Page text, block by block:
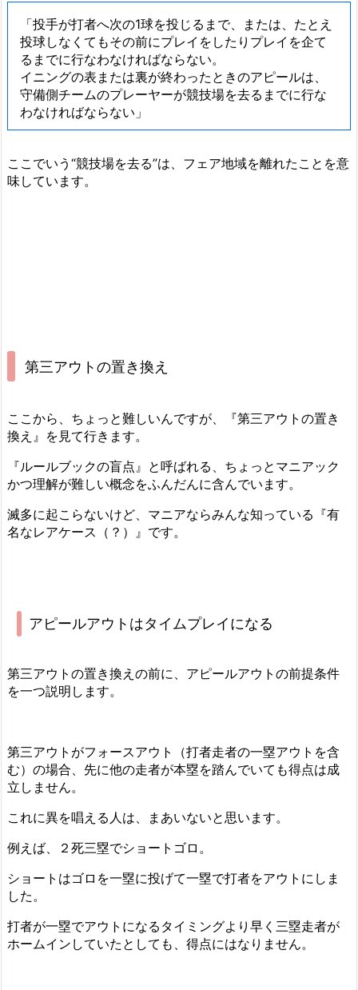
「投手が打者へ次の1球を投じるまで、または、たとえ
投球しなくてもその前にプレイをしたりプレイを企て
るまでに行なわなければならない。
イニングの表または裏が終わったときのアピールは、
守備側チームのプレーヤーが競技場を去るまでに行な
わなければならない」
ここでいう“競技場を去る”は、フェア地域を離れたことを意
味しています。
第三アウトの置き換え
ここから、ちょっと難しいんですが、『第三アウトの置き
換え』を見て行きます。
『ルールブックの盲点』と呼ばれる、ちょっとマニアック
かつ理解が難しい概念をふんだんに含んでいます。
滅多に起こらないけど、マニアならみんな知っている『有
名なレアケース（？）』です。
アピールアウトはタイムプレイになる
第三アウトの置き換えの前に、アピールアウトの前提条件
を一つ説明します。
第三アウトがフォースアウト（打者走者の一塁アウトを含
む）の場合、先に他の走者が本塁を踏んでいても得点は成
立しません。
これに異を唱える人は、まあいないと思います。
例えば、２死三塁でショートゴロ。
ショートはゴロを一塁に投げて一塁で打者をアウトにしま
した。
打者が一塁でアウトになるタイミングより早く三塁走者が
ホームインしていたとしても、得点にはなりません。